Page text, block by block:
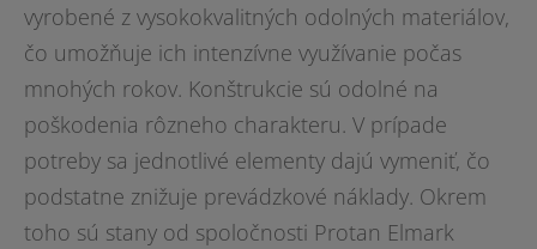
vyrobené z vysokokvalitných odolných materiálov,
čo umožňuje ich intenzívne využívanie počas
mnohých rokov. Konštrukcie sú odolné na
poškodenia rôzneho charakteru. V prípade
potreby sa jednotlivé elementy dajú vymeniť, čo
podstatne znižuje prevádzkové náklady. Okrem
toho sú stany od spoločnosti Protan Elmark